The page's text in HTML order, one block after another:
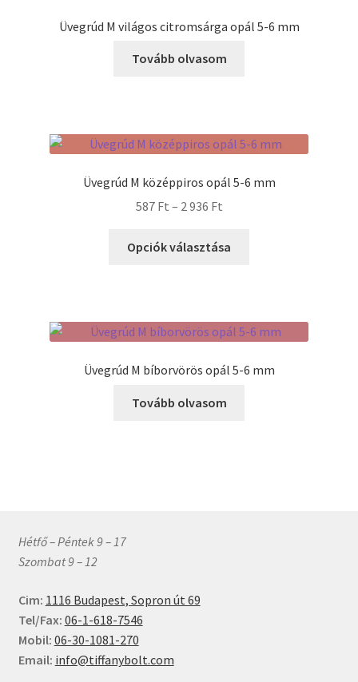
Üvegrúd M világos citromsárga opál 5-6 mm
Tovább olvasom
Üvegrúd M középpiros opál 5-6 mm
587 Ft – 2 936 FtÁrtartomány:
-
Opciók választása
variációja
van.
változatok
Üvegrúd M bíborvörös opál 5-6 mm
Tovább olvasom
Hétfő – Péntek 9 – 17
Szombat 9 – 12
Cim: 1116 Budapest, Sopron út 69
Tel/Fax: 06-1-618-7546
Mobil: 06-30-1081-270
Email: info@tiffanybolt.com